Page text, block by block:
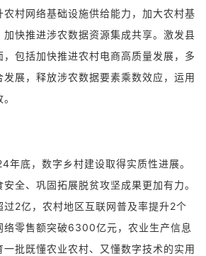
农村网络基础设施供给能力，加大农村基
快推进涉农数据资源集成共享。激发县
包括加快推进农村电商高质量发展，多
展，释放涉农数据要素乘数效应，运用
年底，数字乡村建设取得实质性进展。
全、巩固拓展脱贫攻坚成果更加有力。
2亿，农村地区互联网普及率提升2个
络零售额突破6300亿元，农业生产信息
批既懂农业农村、又懂数字技术的实用